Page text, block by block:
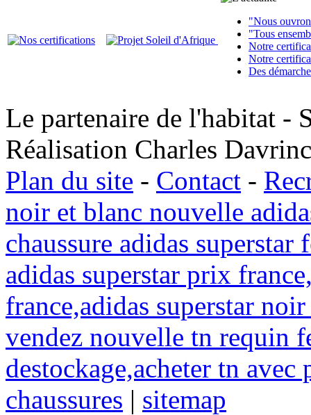
"Nous
"Tous
Notre
Notre
Des
Le partenaire de l'habitat -
Réalisation Charles
Plan du site - Contact -
noir et blanc nouvelle
chaussure adidas superstar
adidas superstar prix
france,adidas superstar
vendez nouvelle tn requin
destockage,acheter tn avec
chaussures | sitemap